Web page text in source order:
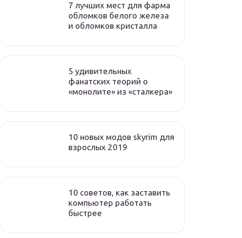
7 лучших мест для фарма
обломков белого железа
и обломков кристалла
5 удивительных
фанатских теорий о
«монолите» из «сталкера»
10 новых модов skyrim для
взрослых 2019
10 советов, как заставить
компьютер работать
быстрее